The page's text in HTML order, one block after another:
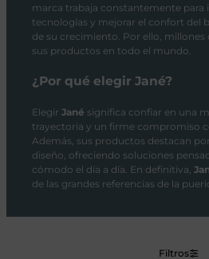
marca trabaja constantemente para
tecnologías y mejorar el confort del
de su crecimiento. Por ello, millones
sus productos en todo el mundo.
¿Por qué elegir Jané?
Elegir Jané significa confiar en una
trayectoria y un firme compromiso
Además, sus productos destacan
diseño, ofreciendo soluciones
cómodo el día a día. En definitiva,
de las grandes referencias de la
Filtros